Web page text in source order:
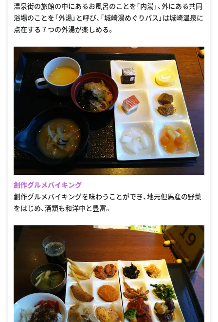
温泉街の旅館の中にあるお風呂のことを「内湯」、外にある共同
浴場のことを「外湯」と呼び、「城崎湯めぐりパス」は城崎温泉に
点在する７つの外湯が楽しめる。
創作グルメバイキング
創作グルメバイキングを味わうことができ、地元但馬産の野菜
をはじめ、酒類も和洋中と豊富。